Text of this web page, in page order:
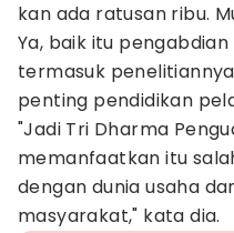
kan ada ratusan ribu.
Ya, baik itu
termasuk
penting pendidikan
"Jadi Tri Dharma
memanfaatkan itu
dengan dunia usaha
masyarakat," kata dia.